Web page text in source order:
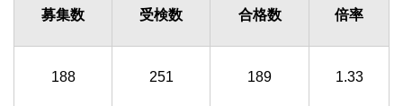
募集数 受検数 合格数 倍率
188 251 189 1.33